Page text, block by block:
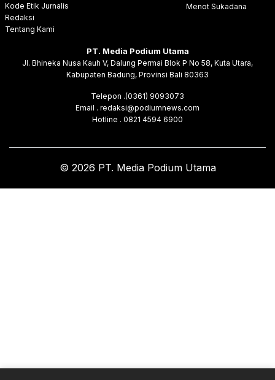
Kode Etik Jurnalis
Redaksi
Tentang Kami
Menot Sukadana
PT. Media Podium Utama
Jl. Bhineka Nusa Kauh V, Dalung Permai Blok P No 58, Kuta Utara,
Kabupaten Badung, Provinsi Bali 80363
Telepon .(0361) 9093073
Email . redaksi@podiumnews.com
Hotline . 0821 4594 6900
© 2026 PT. Media Podium Utama